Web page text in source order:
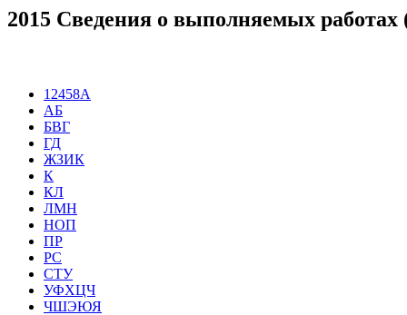
2015 Сведения о выполняемых работах
12458А
АБ
БВГ
ГД
ЖЗИК
К
КЛ
ЛМН
НОП
ПР
РС
СТУ
УФХЦЧ
ЧШЭЮЯ